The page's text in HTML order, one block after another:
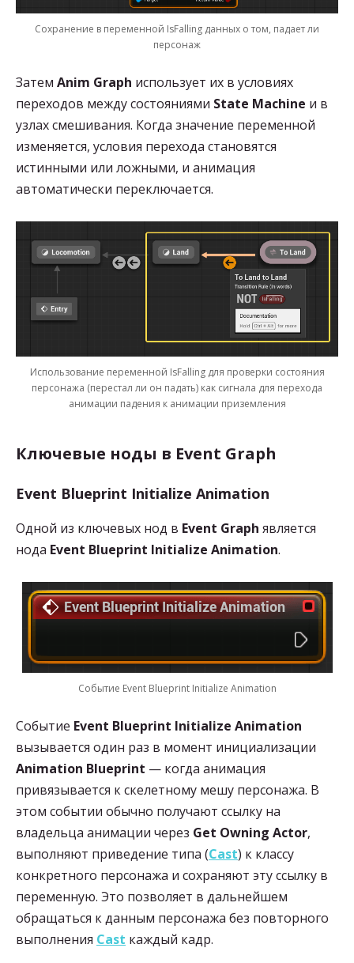
Сохранение в переменной IsFalling данных о том, падает ли
персонаж
Затем Anim Graph использует их в условиях
переходов между состояниями State Machine и в
узлах смешивания. Когда значение переменной
изменяется, условия перехода становятся
истинными или ложными, и анимация
автоматически переключается.
Использование переменной IsFalling для проверки состояния
персонажа (перестал ли он падать) как сигнала для перехода
анимации падения к анимации приземления
Ключевые ноды в Event Graph
Event Blueprint Initialize Animation
Одной из ключевых нод в Event Graph является
нода Event Blueprint Initialize Animation.
Событие Event Blueprint Initialize Animation
Событие Event Blueprint Initialize Animation
вызывается один раз в момент инициализации
Animation Blueprint — когда анимация
привязывается к скелетному мешу персонажа. В
этом событии обычно получают ссылку на
владельца анимации через Get Owning Actor,
выполняют приведение типа (Cast) к классу
конкретного персонажа и сохраняют эту ссылку в
переменную. Это позволяет в дальнейшем
обращаться к данным персонажа без повторного
выполнения Cast каждый кадр.